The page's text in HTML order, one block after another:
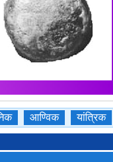
आण्विक यांत्रिक